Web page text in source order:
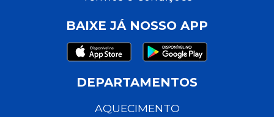
BAIXE JÁ NOSSO APP
DEPARTAMENTOS
AQUECIMENTO